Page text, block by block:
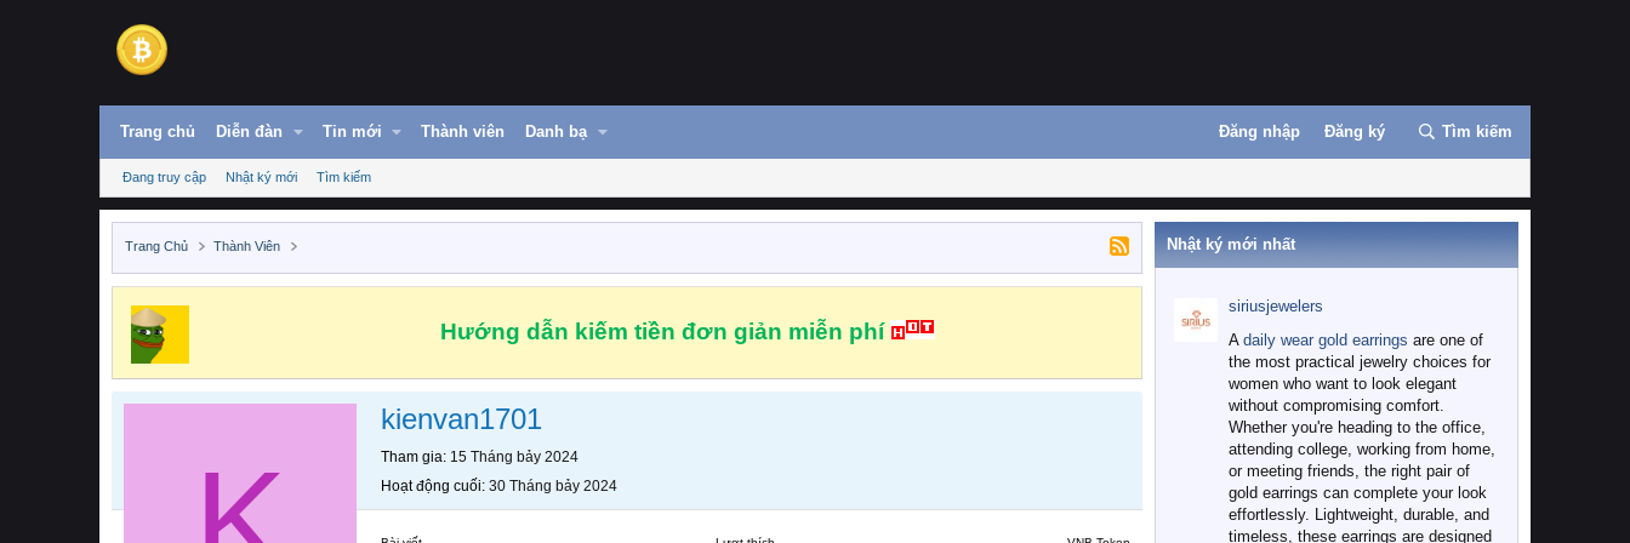
Trang chủ Diễn đàn Tin mới Thành viên Danh bạ Đăng nhập Đăng ký Tìm kiếm
Đang truy cập Nhật ký mới Tìm kiếm
Trang Chủ Thành Viên
Hướng dẫn kiếm tiền đơn giản miễn phí
kienvan1701
Tham gia 15 Tháng bảy 2024
Hoạt động cuối 30 Tháng bảy 2024
Nhật ký mới nhất
siriusjewelers
A daily wear gold earrings are one of
the most practical jewelry choices for
women who want to look elegant
without compromising comfort.
Whether you're heading to the office,
attending college, working from home,
or meeting friends, the right pair of
gold earrings can complete your look
effortlessly. Lightweight, durable, and
timeless, these earrings are designed